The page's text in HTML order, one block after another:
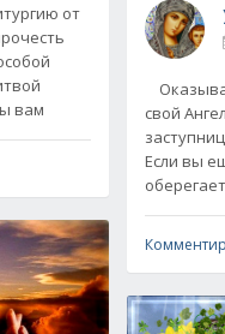
от
вам
свой
Если вы